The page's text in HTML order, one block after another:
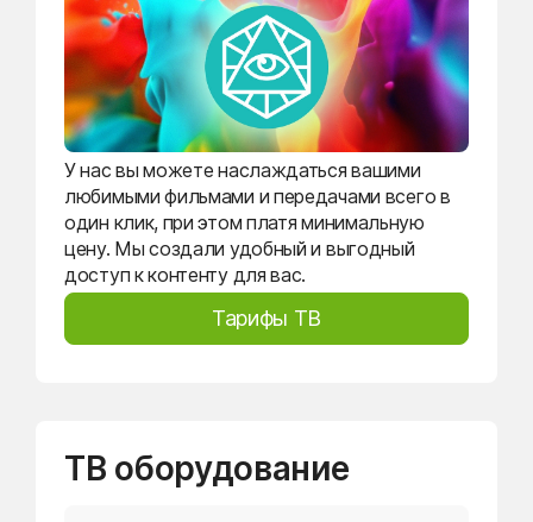
У нас вы можете наслаждаться вашими
любимыми фильмами и передачами всего в
один клик, при этом платя минимальную
цену. Мы создали удобный и выгодный
доступ к контенту для вас.
Тарифы ТВ
ТВ оборудование